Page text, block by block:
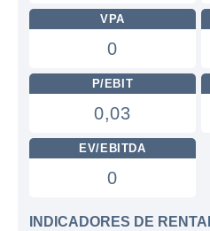
VPA
0
P/EBIT
0,03
EV/EBITDA
0
INDICADORES DE